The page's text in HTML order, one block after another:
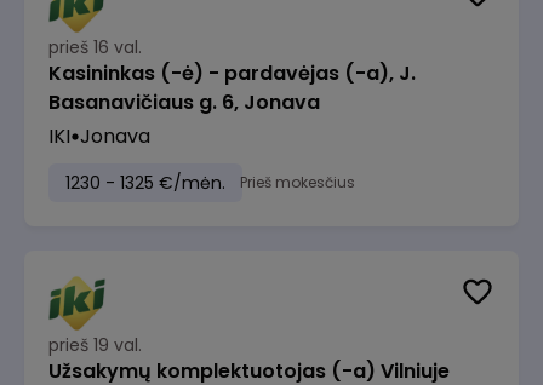
prieš 16 val.
Kasininkas (-ė) - pardavėjas (-a), J.
Basanavičiaus g. 6, Jonava
IKI Jonava
1230 - 1325 €/mėn. Prieš mokesčius
prieš 19 val.
Užsakymų komplektuotojas (-a) Vilniuje